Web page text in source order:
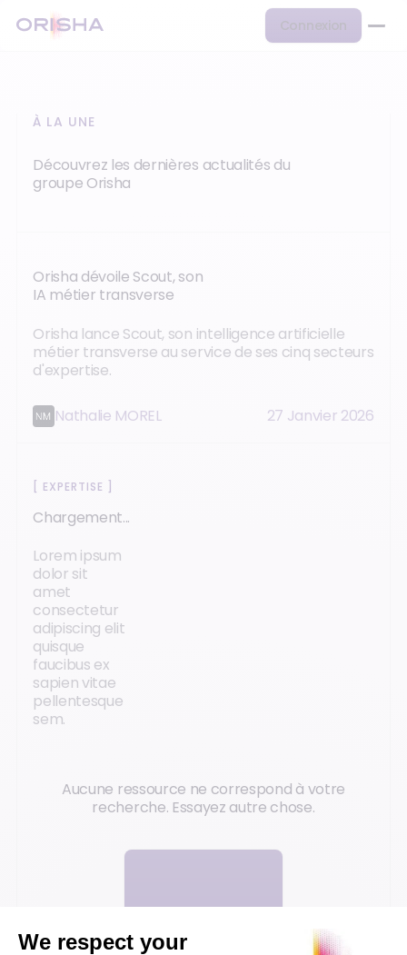
Connexion
À LA UNE
Découvrez les dernières actualités du
groupe Orisha
Orisha dévoile Scout, son
IA métier transverse
Orisha lance Scout, son intelligence artificielle
métier transverse au service de ses cinq secteurs
d'expertise.
Nathalie MOREL 27 Janvier 2026
EXPERTISE
Chargement...
Lorem ipsum
dolor sit
amet
consectetur
adipiscing elit
quisque
faucibus ex
sapien vitae
pellentesque
sem.
Aucune ressource ne correspond à votre
recherche. Essayez autre chose.